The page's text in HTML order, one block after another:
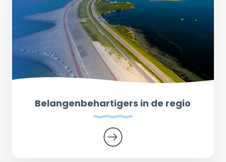
Belangenbehartigers in de regio